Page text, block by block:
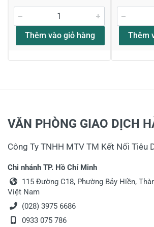
Đánh giá sao
Viết nhận xét của bạn vào bên dưới
Thêm vào giỏ hàng Thêm
VĂN PHÒNG GIAO DỊCH
Công Ty TNHH MTV TM Kết Nối Tiêu
Chi nhánh TP. Hồ Chí Minh
115 Đường C18, Phường Bảy Hiền,
Việt Nam
(028) 3975 6686
0933 075 786